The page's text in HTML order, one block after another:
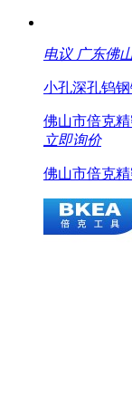
电议 广东佛
小孔深孔钨
佛山市倍克
立即询价
佛山市倍克